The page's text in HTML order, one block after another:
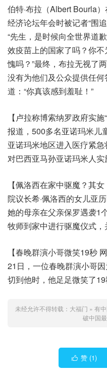
伯特·布拉（Albert Bourla
经济论坛年会时被记者“围追
“先生，是时候向全世界道
效疫苗上的国家了吗？你
愧吗？”最终，布拉无视了
没有为他们及公众提供任
道：“你真该感到羞耻！”
【卢拉称博索纳罗政府实
报道，500多名亚诺玛米儿
亚诺玛米地区进入医疗紧
对巴西亚马孙亚诺玛米人实
【佩洛西在家中驱魔？其
院议长希·佩洛西的女儿亚
她的母亲在父亲保罗遇袭1
牧师到家中进行驱魔仪式，
【春晚群演小哥微笑19秒
21日，一位春晚群演小哥
切到他时，他足足微笑了19
未经允许不得转载： 大福门 » 有
破中国
 赞 (1)